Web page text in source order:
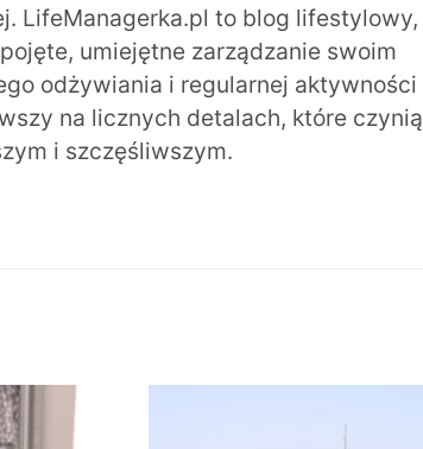
LifeManagerka.pl to blog lifestylowy,
umiejętne zarządzanie swoim
odżywiania i regularnej aktywności
na licznych detalach, które czynią
i szczęśliwszym.